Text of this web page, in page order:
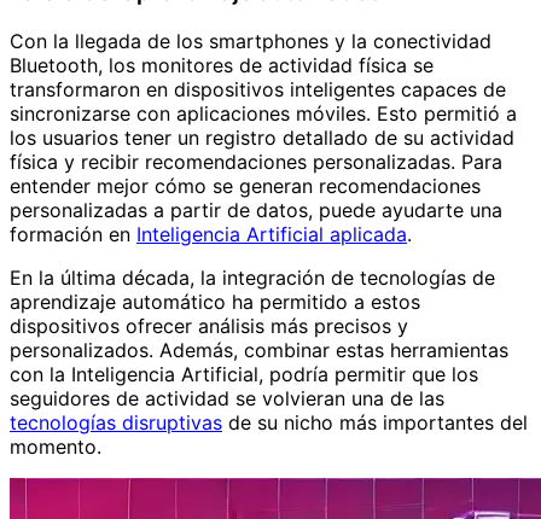
Con la llegada de los smartphones y la conectividad
Bluetooth, los monitores de actividad física se
transformaron en dispositivos inteligentes capaces de
sincronizarse con aplicaciones móviles. Esto permitió a
los usuarios tener un registro detallado de su actividad
física y recibir recomendaciones personalizadas. Para
entender mejor cómo se generan recomendaciones
personalizadas a partir de datos, puede ayudarte una
formación en Inteligencia Artificial aplicada.
En la última década, la integración de tecnologías de
aprendizaje automático ha permitido a estos
dispositivos ofrecer análisis más precisos y
personalizados. Además, combinar estas herramientas
con la Inteligencia Artificial, podría permitir que los
seguidores de actividad se volvieran una de las
tecnologías disruptivas de su nicho más importantes del
momento.